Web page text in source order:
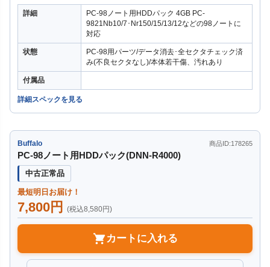
詳細
PC-98ノート用HDDパック 4GB PC-
9821Nb10/7･Nr150/15/13/12などの98ノートに
対応
状態
PC-98用パーツ/データ消去･全セクタチェック済
み(不良セクタなし)/本体若干傷、汚れあり
付属品
詳細スペックを見る
Buffalo 商品ID:178265
PC-98ノート用HDDパック(DNN-R4000)
中古正常品
最短明日お届け！
7,800円 (税込8,580円)
カートに入れる